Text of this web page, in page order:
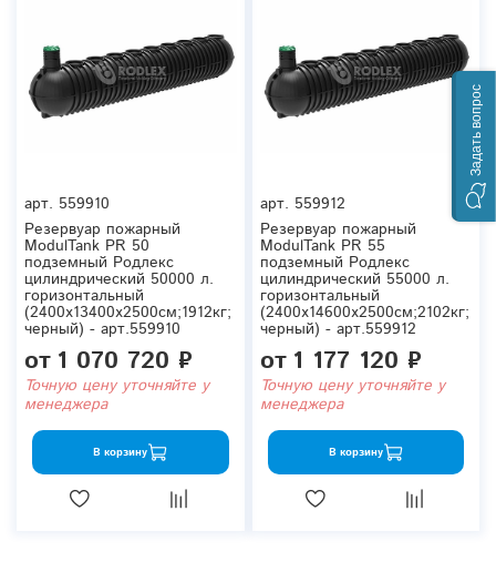
арт. 559910
Резервуар пожарный
ModulTank PR 50
подземный Родлекс
цилиндрический 50000 л.
горизонтальный
(2400x13400x2500см;1912кг;
черный) - арт.559910
от 1 070 720 ₽
Точную цену уточняйте у
менеджера
В корзину
арт. 559912
Резервуар пожарный
ModulTank PR 55
подземный Родлекс
цилиндрический 55000 л.
горизонтальный
(2400x14600x2500см;2102кг;
черный) - арт.559912
от 1 177 120 ₽
Точную цену уточняйте у
менеджера
В корзину
Задать вопрос